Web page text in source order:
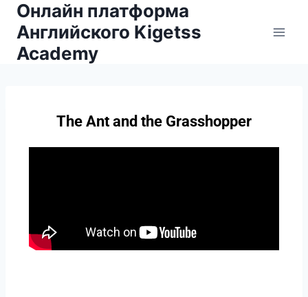
Онлайн платформа
Английского Kigetss
Academy
The Ant and the Grasshopper